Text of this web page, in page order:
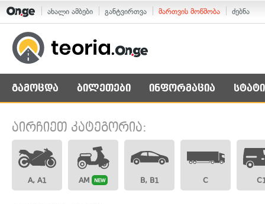
ახალი ამბები განტვირთვა მართვის მოწმობა ძებნა
გამოცდა ბილეთები ინფორმაცია
აირჩიეთ კატეგორია:
A, A1 AM NEW B, B1 C